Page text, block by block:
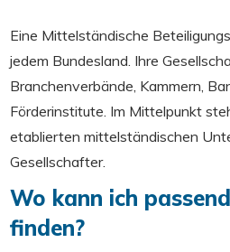
Eine Mittelständische
jedem Bundesland. Ihre
Branchenverbände, Kammern,
Förderinstitute. Im Mittelpunkt
etablierten mittelständischen
Gesellschafter.
Wo kann ich
finden?